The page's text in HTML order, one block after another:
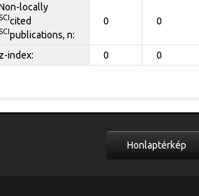
locally
cited
publications, n:
0 0
index: 0 0
Honlaptérkép